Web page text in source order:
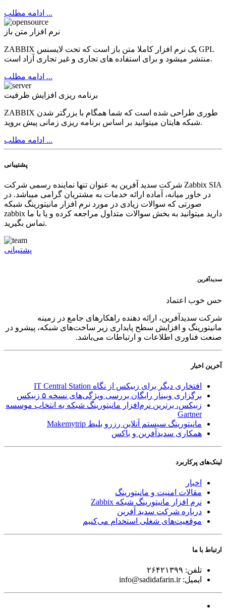
ادامه مطلب ...
نرم افزار متن باز
ZABBIX یک نرم افزار کاملا متن باز است که تحت لایسنس GPL
منتشر میشود و برای استفاده های تجاری و غیر تجاری آزاد است.
ادامه مطلب ...
برنامه ریزی افزایش ظرفیت
ZABBIX طوری طراحی شده است که شما همگام با بزرگتر شدن
شبکه هایتان میتوانید بر اساس برنامه ریزی زمانی پیش بروید.
ادامه مطلب ...
پشتیبانی
شرکت سدید آفرین به عنوان تنها نماینده رسمی شرکت Zabbix SIA
در خاور میانه، آماده ارائه خدمات به مشتریان گرامی میباشد. در
صورتی که سوالات زیادی در مورد نرم افزار مانیتورینگ شبکه
zabbix دارید میتوانید به بخش سوالات متداول مراجعه کرده و یا با ما
تماس بگیرید.
پشتیبانی
سدید‌آفرین
حس خوب اعتماد
شرکت سدید‌آفرین، ارائه دهنده راهکارهای جامع در زمینه
مانیتورینگ و افزایش سطح پایداری زیر ساخت‌های شبکه، پیشرو در
صنعت فناوری اطلاعات و ارتباطات می‌باشد.
آخرین اخبار
افتخاری دیگر برای زبیکس از نگاه IT Central Station
برگزاری وبینار رایگان بررسی ویژگی‌های نسخه ۵ زبیکس
زبیکس، برترین نرم‌افزار مانیتورینگ شبکه به انتخاب موسسه
Gartner
مانیتورینگ سیستم آنلاین رزرو بلیط Makemytrip
همکاری سدیدآفرین و باکس
لینک‌های پر‌کاربرد
اخبار
مقالات امنیت و مانیتورینگ
نرم افزار مانیتورینگ شبکه Zabbix
درباره شرکت سدید آفرین
موقعیت‌های شغلی استخدام ‌می‌کنیم
ارتباط با ما
تلفن: ۲۶۴۲۱۳۹۹
ایمیل:info@sadidafarin.ir